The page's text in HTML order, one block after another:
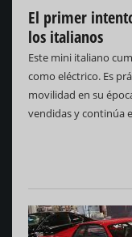
El primer
los italianos
Este mini italiano
como eléctrico. Es
movilidad en su
vendidas y continúa